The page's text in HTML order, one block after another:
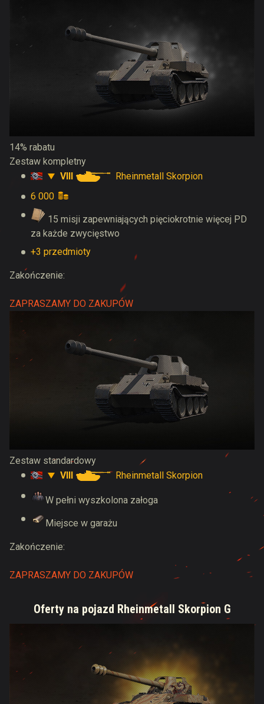
14% rabatu
Zestaw kompletny
VIII
Rheinmetall Skorpion
6 000
15 misji zapewniających pięciokrotnie więcej PD
za każde zwycięstwo
+3 przedmioty
Zakończenie:
ZAPRASZAMY DO ZAKUPÓW
Zestaw standardowy
VIII
Rheinmetall Skorpion
W pełni wyszkolona załoga
Miejsce w garażu
Zakończenie:
ZAPRASZAMY DO ZAKUPÓW
Oferty na pojazd Rheinmetall Skorpion G